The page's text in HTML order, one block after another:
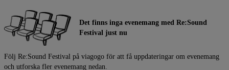
Det finns inga evenemang med Re:Sound
Festival just nu
Följ Re:Sound Festival på viagogo för att få uppdateringar om evenemang
och utforska fler evenemang nedan.